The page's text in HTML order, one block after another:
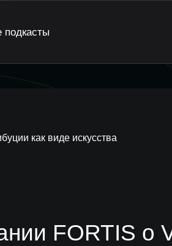
подкасты
как виде искусства
FORTIS о